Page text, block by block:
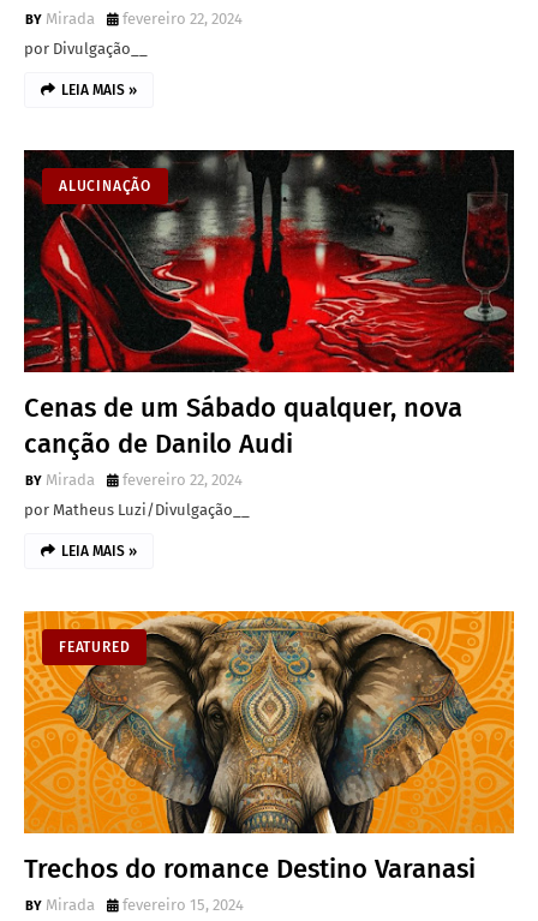
Mirada
fevereiro 22, 2024
por Divulgação__
LEIA MAIS »
ALUCINAÇÃO
Cenas de um Sábado qualquer, nova
canção de Danilo Audi
Mirada
fevereiro 22, 2024
por Matheus Luzi/Divulgação__
LEIA MAIS »
FEATURED
Trechos do romance Destino Varanasi
Mirada fevereiro 15, 2024